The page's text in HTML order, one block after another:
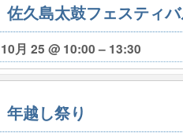
佐久島太鼓フェスティ
10月 25 @ 10:00 – 13:30
年越し祭り